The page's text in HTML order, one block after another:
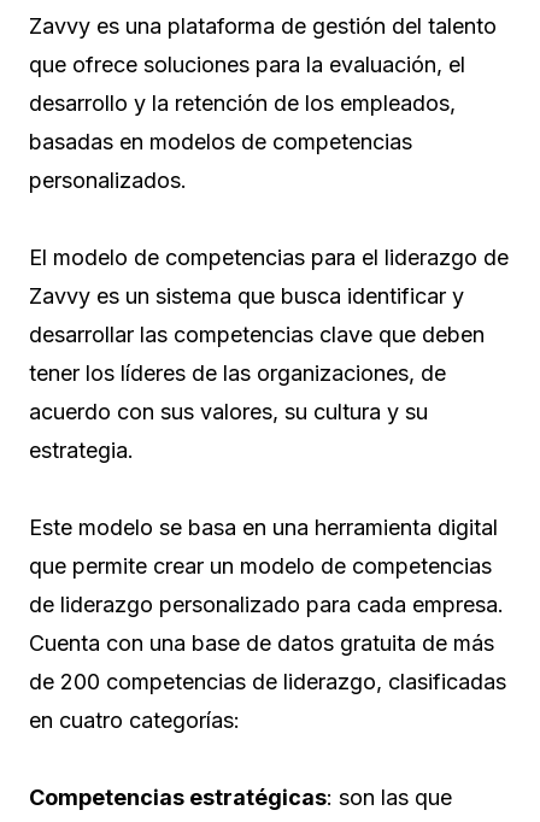
Zavvy es una plataforma de gestión del talento
que ofrece soluciones para la evaluación, el
desarrollo y la retención de los empleados,
basadas en modelos de competencias
personalizados.
El modelo de competencias para el liderazgo de
Zavvy es un sistema que busca identificar y
desarrollar las competencias clave que deben
tener los líderes de las organizaciones, de
acuerdo con sus valores, su cultura y su
estrategia.
Este modelo se basa en una herramienta digital
que permite crear un modelo de competencias
de liderazgo personalizado para cada empresa.
Cuenta con una base de datos gratuita de más
de 200 competencias de liderazgo, clasificadas
en cuatro categorías:
Competencias estratégicas: son las que